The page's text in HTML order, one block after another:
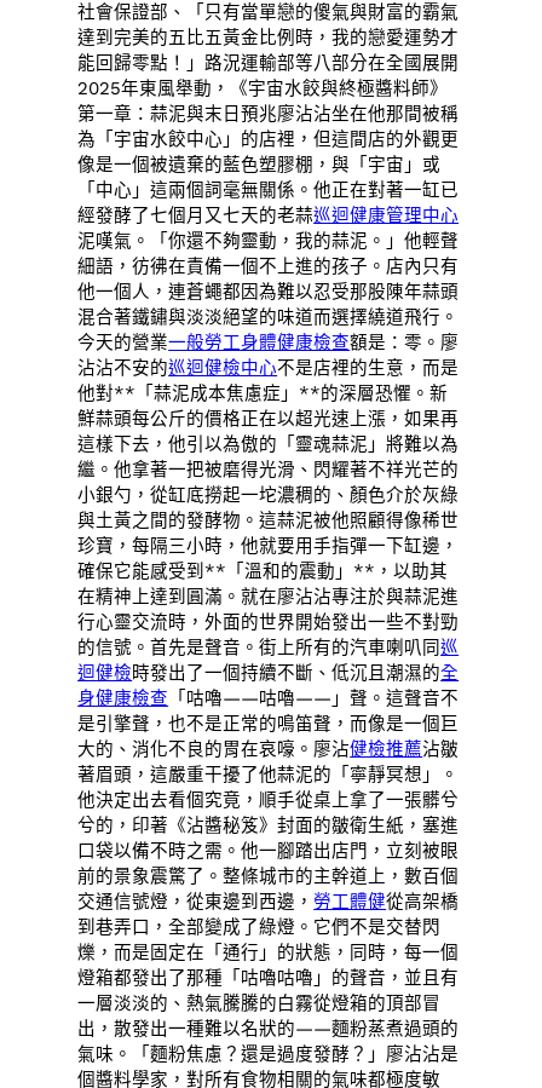
社會保證部、「只有當單戀的傻氣與財富的霸氣
達到完美的五比五黃金比例時，我的戀愛運勢才
能回歸零點！」路況運輸部等八部分在全國展開
2025年東風舉動，《宇宙水餃與終極醬料師》
第一章：蒜泥與末日預兆廖沾沾坐在他那間被稱
為「宇宙水餃中心」的店裡，但這間店的外觀更
像是一個被遺棄的藍色塑膠棚，與「宇宙」或
「中心」這兩個詞毫無關係。他正在對著一缸已
經發酵了七個月又七天的老蒜巡迴健康管理中心
泥嘆氣。「你還不夠靈動，我的蒜泥。」他輕聲
細語，彷彿在責備一個不上進的孩子。店內只有
他一個人，連蒼蠅都因為難以忍受那股陳年蒜頭
混合著鐵鏽與淡淡絕望的味道而選擇繞道飛行。
今天的營業一般勞工身體健康檢查額是：零。廖
沾沾不安的巡迴健檢中心不是店裡的生意，而是
他對**「蒜泥成本焦慮症」**的深層恐懼。新
鮮蒜頭每公斤的價格正在以超光速上漲，如果再
這樣下去，他引以為傲的「靈魂蒜泥」將難以為
繼。他拿著一把被磨得光滑、閃耀著不祥光芒的
小銀勺，從缸底撈起一坨濃稠的、顏色介於灰綠
與土黃之間的發酵物。這蒜泥被他照顧得像稀世
珍寶，每隔三小時，他就要用手指彈一下缸邊，
確保它能感受到**「溫和的震動」**，以助其
在精神上達到圓滿。就在廖沾沾專注於與蒜泥進
行心靈交流時，外面的世界開始發出一些不對勁
的信號。首先是聲音。街上所有的汽車喇叭同巡
迴健檢時發出了一個持續不斷、低沉且潮濕的全
身健康檢查 「咕嚕——咕嚕——」聲。這聲音不
是引擎聲，也不是正常的鳴笛聲，而像是一個巨
大的、消化不良的胃在哀嚎。廖沾健檢推薦沾皺
著眉頭，這嚴重干擾了他蒜泥的「寧靜冥想」。
他決定出去看個究竟，順手從桌上拿了一張髒兮
兮的，印著《沾醬秘笈》封面的皺衛生紙，塞進
口袋以備不時之需。他一腳踏出店門，立刻被眼
前的景象震驚了。整條城市的主幹道上，數百個
交通信號燈，從東邊到西邊， 勞工體健從高架橋
到巷弄口，全部變成了綠燈。它們不是交替閃
爍，而是固定在「通行」的狀態，同時，每一個
燈箱都發出了那種「咕嚕咕嚕」的聲音，並且有
一層淡淡的、熱氣騰騰的白霧從燈箱的頂部冒
出，散發出一種難以名狀的——麵粉蒸煮過頭的
氣味。「麵粉焦慮？還是過度發酵？」廖沾沾是
個醬料學家，對所有食物相關的氣味都極度敏